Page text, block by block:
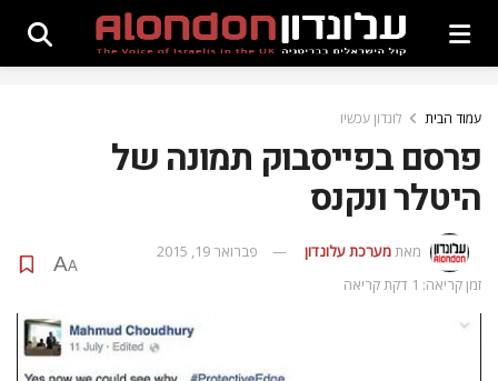
עמוד הבית לונדון עכשיו
פרסם בפייסבוק תמונה של
היטלר ונקנס
מאתמערכת עלונדון
פברואר 19, 2015
זמן קריאה: 1 דקת קריאה
A
A